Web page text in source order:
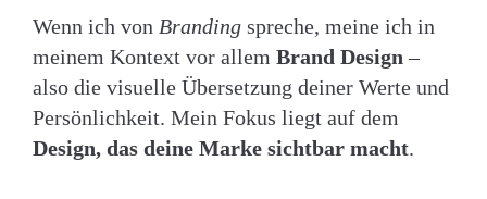
Wenn ich von Brandingspreche, meine ich in
meinem Kontext vor allem Brand Design–
also die visuelle Übersetzung deiner Werte und
Persönlichkeit. Mein Fokus liegt auf dem
Design, das deine Marke sichtbar macht.